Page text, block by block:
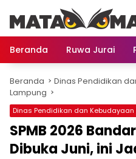
konten
Beranda
Ruwa Jurai
Beranda
Dinas Pendidikan
Lampung
Dinas Pendidikan dan
SPMB 2026
Dibuka Juni, ini